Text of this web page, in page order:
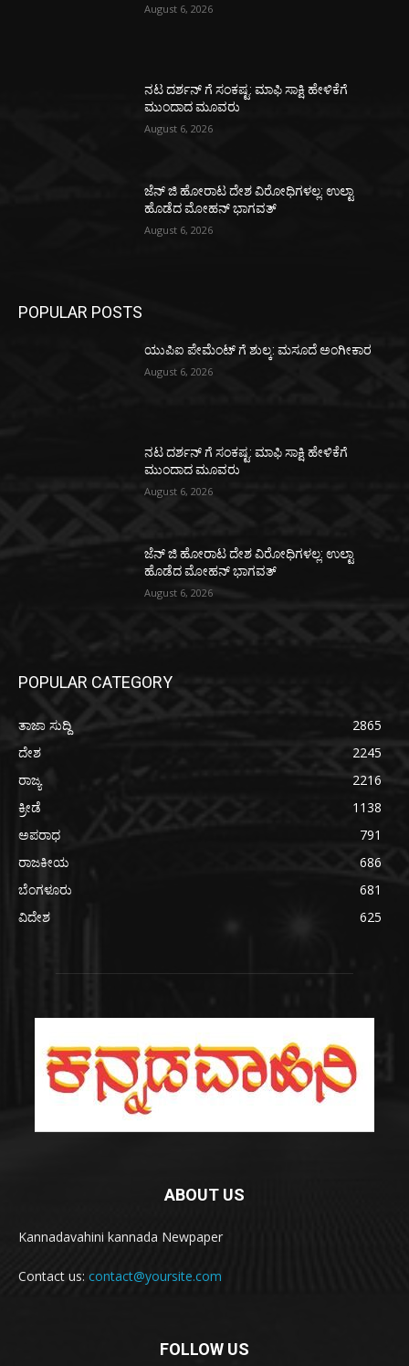
August 6, 2026
ನಟ ದರ್ಶನ್ ಗೆ ಸಂಕಷ್ಟ: ಮಾಫಿ ಸಾಕ್ಷಿ ಹೇಳಿಕೆಗೆ
ಮುಂದಾದ ಮೂವರು
August 6, 2026
ಜೆನ್ ಜಿ ಹೋರಾಟ ದೇಶ ವಿರೋಧಿಗಳಲ್ಲ: ಉಲ್ಟಾ
ಹೊಡೆದ ಮೋಹನ್ ಭಾಗವತ್
August 6, 2026
POPULAR POSTS
ಯುಪಿಐ ಪೇಮೆಂಟ್ ಗೆ ಶುಲ್ಕ: ಮಸೂದೆ ಅಂಗೀಕಾರ
August 6, 2026
ನಟ ದರ್ಶನ್ ಗೆ ಸಂಕಷ್ಟ: ಮಾಫಿ ಸಾಕ್ಷಿ ಹೇಳಿಕೆಗೆ
ಮುಂದಾದ ಮೂವರು
August 6, 2026
ಜೆನ್ ಜಿ ಹೋರಾಟ ದೇಶ ವಿರೋಧಿಗಳಲ್ಲ: ಉಲ್ಟಾ
ಹೊಡೆದ ಮೋಹನ್ ಭಾಗವತ್
August 6, 2026
POPULAR CATEGORY
ತಾಜಾ ಸುದ್ದಿ
2865
ದೇಶ
2245
ರಾಜ್ಯ
2216
ಕ್ರೀಡೆ
1138
ಅಪರಾಧ
791
ರಾಜಕೀಯ
686
ಬೆಂಗಳೂರು
681
ವಿದೇಶ
625
ABOUT US
Kannadavahini kannada Newpaper
Contact us: contact@yoursite.com
FOLLOW US